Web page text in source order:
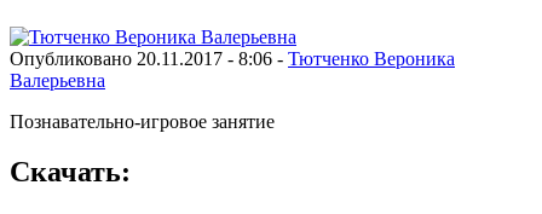
Опубликовано 20.11.2017 - 8:06 - Тютченко Вероника
Валерьевна
Познавательно-игровое занятие
Скачать: